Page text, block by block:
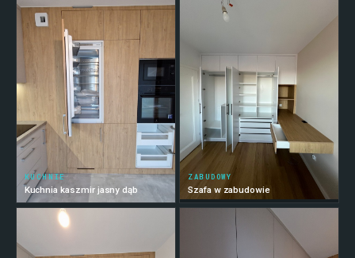
KUCHNIE
Kuchnia kaszmir jasny dąb
ZABUDOWY
Szafa w zabudowie